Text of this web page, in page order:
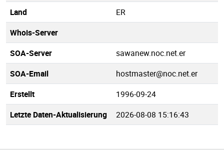
Land
ER
Whois-Server
SOA-Server
sawanew.noc.net.er
SOA-Email
hostmaster@noc.net.er
Erstellt
1996-09-24
Letzte Daten-Aktualisierung
2026-08-08 15:16:43